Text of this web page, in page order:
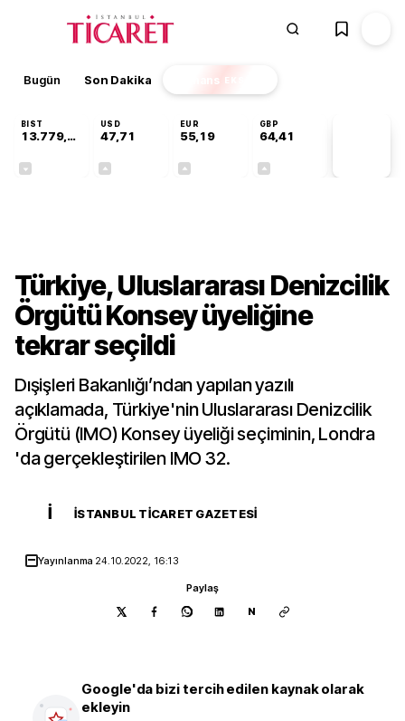
Bugün Son Dakika Finans EKSTRA
BIST
13.779,39
USD
47,71
EUR
55,19
GBP
64,41
Türkiye, Uluslararası Denizcilik
Örgütü Konsey üyeliğine
tekrar seçildi
Dışişleri Bakanlığı’ndan yapılan yazılı
açıklamada, Türkiye'nin Uluslararası Denizcilik
Örgütü (IMO) Konsey üyeliği seçiminin, Londra
'da gerçekleştirilen IMO 32.
İ İSTANBUL TICARET GAZETESI
Yayınlanma 24.10.2022, 16:13
Paylaş
N
Google'da bizi tercih edilen kaynak olarak
ekleyin